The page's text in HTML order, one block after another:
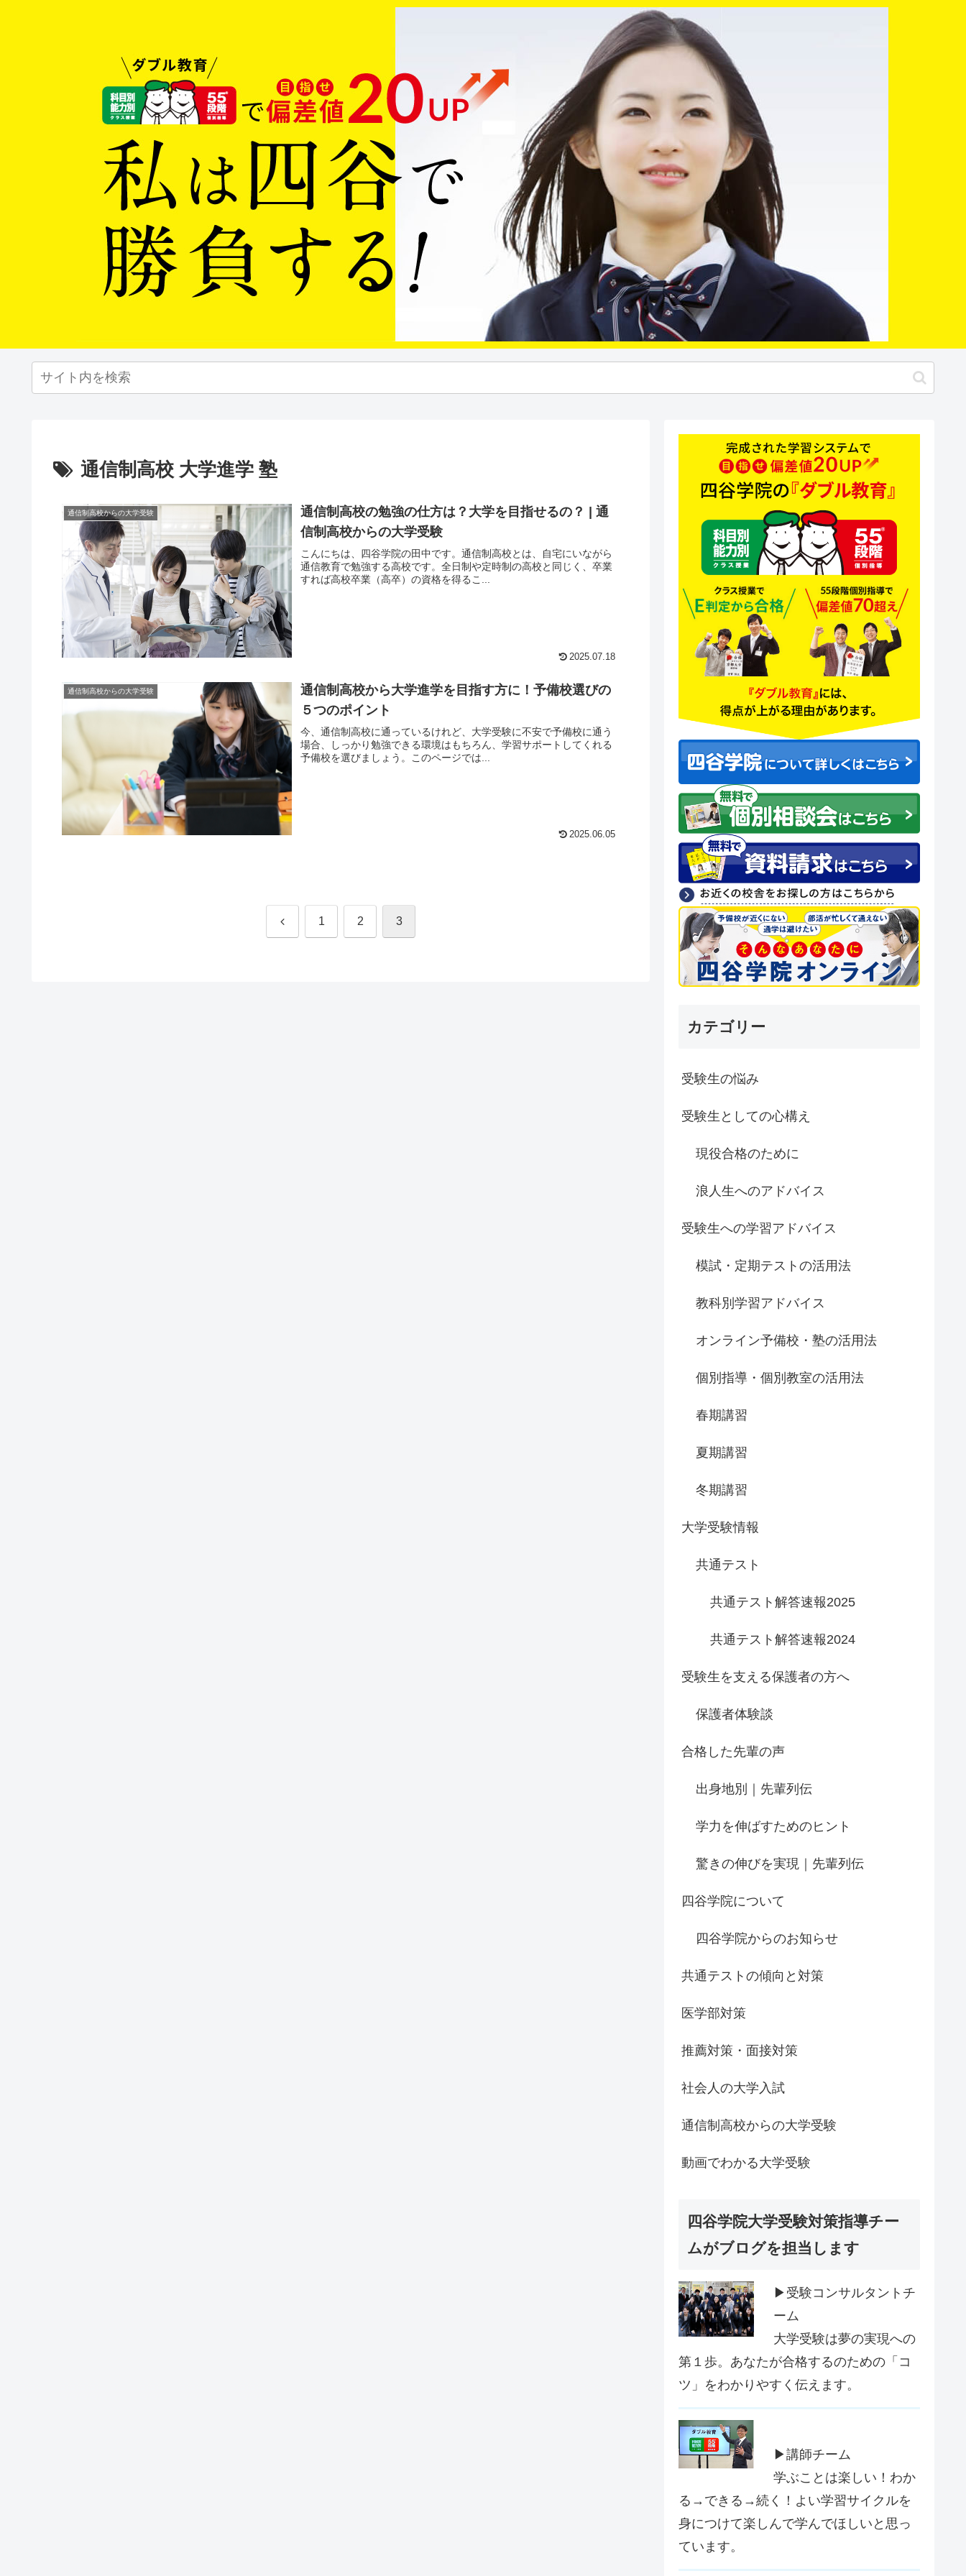
通信制高校 大学進学 塾
通信制高校からの大学受験
通信制高校の勉強の仕方は？大学を目指せるの？ | 通
信制高校からの大学受験
こんにちは、四谷学院の田中です。通信制高校とは、自宅にいながら
通信教育で勉強する高校です。全日制や定時制の高校と同じく、卒業
すれば高校卒業（高卒）の資格を得るこ...
2025.07.18
通信制高校からの大学受験
通信制高校から大学進学を目指す方に！予備校選びの
５つのポイント
今、通信制高校に通っているけれど、大学受験に不安で予備校に通う
場合、しっかり勉強できる環境はもちろん、学習サポートしてくれる
予備校を選びましょう。このページでは...
2025.06.05
前 1 2 3
カテゴリー
受験生の悩み
受験生としての心構え
現役合格のために
浪人生へのアドバイス
受験生への学習アドバイス
模試・定期テストの活用法
教科別学習アドバイス
オンライン予備校・塾の活用法
個別指導・個別教室の活用法
春期講習
夏期講習
冬期講習
大学受験情報
共通テスト
共通テスト解答速報2025
共通テスト解答速報2024
受験生を支える保護者の方へ
保護者体験談
合格した先輩の声
出身地別｜先輩列伝
学力を伸ばすためのヒント
驚きの伸びを実現｜先輩列伝
四谷学院について
四谷学院からのお知らせ
共通テストの傾向と対策
医学部対策
推薦対策・面接対策
社会人の大学入試
通信制高校からの大学受験
動画でわかる大学受験
四谷学院大学受験対策指導チー
ムがブログを担当します
▶受験コンサルタントチ
ーム
大学受験は夢の実現への
第１歩。あなたが合格するのための「コ
ツ」をわかりやすく伝えます。
▶講師チーム
学ぶことは楽しい！わか
る→できる→続く！よい学習サイクルを
身につけて楽しんで学んでほしいと思っ
ています。